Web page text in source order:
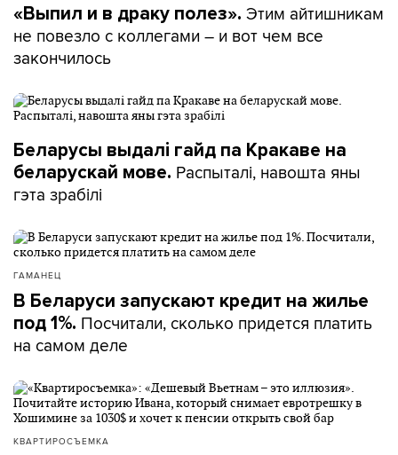
«Выпил и в драку полез». Этим айтишникам
не повезло с коллегами – и вот чем все
закончилось
Беларусы выдалі гайд па Кракаве на
беларускай мове. Распыталі, навошта яны
гэта зрабілі
ГАМАНЕЦ
В Беларуси запускают кредит на жилье
под 1%. Посчитали, сколько придется платить
на самом деле
КВАРТИРОСЪЕМКА